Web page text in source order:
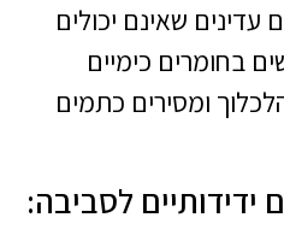
עדינים שאינם יכולים
בחומרים כימיים
ומסירים כתמים
ידידותיים לסביבה: